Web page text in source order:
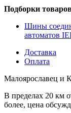
Подборки
Шины
автоматов
Доставка
Оплата
Малоярославец и
В пределах 20 км
более, цена